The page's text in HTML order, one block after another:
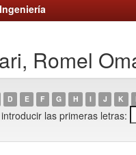
Romel
D E F G H I J K
las primeras letras: